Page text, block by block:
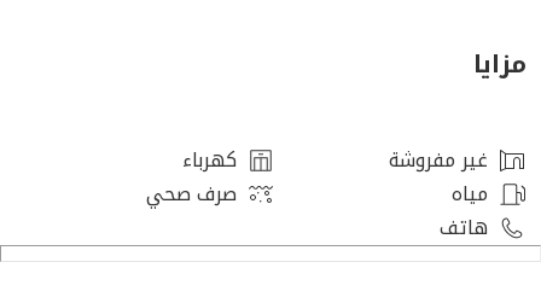
ثلاثة غرف نوم
دورتين مياه
صالة وغرفه غسيل
غرفة خادمة مع دورة
لا يوجد شهادة إتمام البناء
السعر 2.500.000 ريال
مزايا
غير مفروشة
كهرباء
مياه
صرف صحي
هاتف